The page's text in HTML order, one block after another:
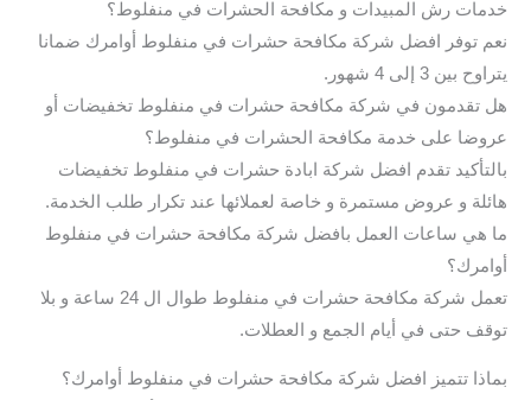
خدمات رش المبيدات و مكافحة الحشرات في منفلوط؟
نعم توفر افضل شركة مكافحة حشرات في منفلوط أوامرك ضمانا
يتراوح بين 3 إلى 4 شهور.
هل تقدمون في شركة مكافحة حشرات في منفلوط تخفيضات أو
عروضا على خدمة مكافحة الحشرات في منفلوط؟
بالتأكيد تقدم افضل شركة ابادة حشرات في منفلوط تخفيضات
هائلة و عروض مستمرة و خاصة لعملائها عند تكرار طلب الخدمة.
ما هي ساعات العمل بافضل شركة مكافحة حشرات في منفلوط
أوامرك؟
تعمل شركة مكافحة حشرات في منفلوط طوال ال 24 ساعة و بلا
توقف حتى في أيام الجمع و العطلات.
بماذا تتميز افضل شركة مكافحة حشرات في منفلوط أوامرك؟